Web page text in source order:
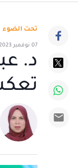
تحت الضوء
07 نوفمبر 2023